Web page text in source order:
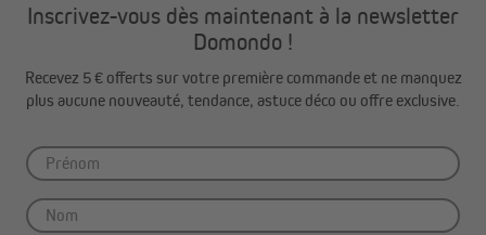
Les connecteurs et les articulations du cadre pour tonnelle pliant
sont également en aluminium massif, ce qui les rend nettement
quotidienne. Les connecteurs en ciseaux de 30 mm du PRO 30
sont leaders dans cette catégorie avec une épaisseur de
matériau de 1,5 mm et deux renforts internes. Pour le PRO 40
de la série, le profil en aluminium des connecteurs en ciseaux a
Inscrivez-vous dès maintenant à la newsletter
Domondo !
Recevez 5 € offerts sur votre première commande et ne manquez
plus aucune nouveauté, tendance, astuce déco ou offre exclusive.